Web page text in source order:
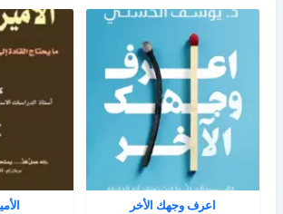
اعرف وجهك الأخر